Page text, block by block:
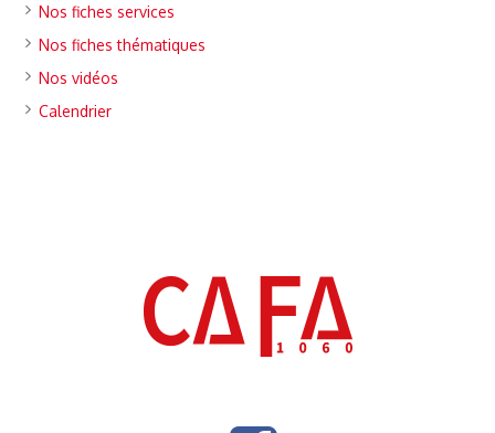
Nos fiches services
Nos fiches thématiques
Nos vidéos
Calendrier